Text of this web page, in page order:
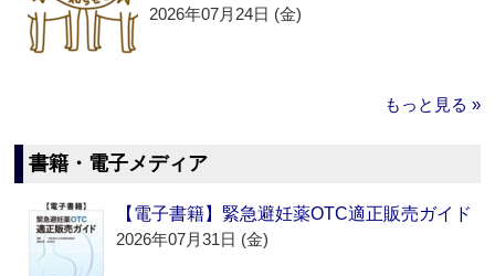
2026年07月24日 (金)
もっと見る »
書籍・電子メディア
【電子書籍】緊急避妊薬OTC適正販売ガイド
2026年07月31日 (金)